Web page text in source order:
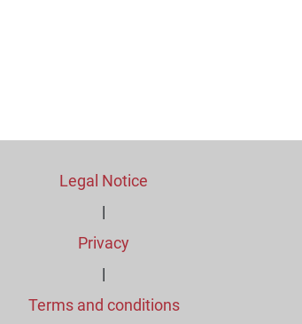
Legal Notice
|
Privacy
|
Terms and conditions